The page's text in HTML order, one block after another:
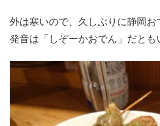
外は寒いので、久しぶりに静岡お
発音は「しぞーかおでん」だとも